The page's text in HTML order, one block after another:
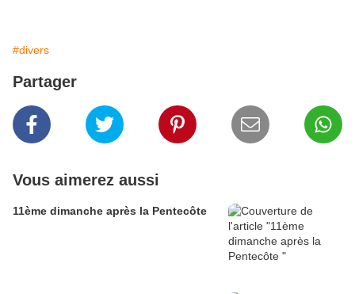
#divers
Partager
Vous aimerez aussi
11ème dimanche après la Pentecôte